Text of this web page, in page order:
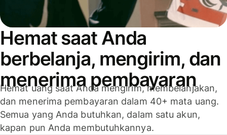
Hemat saat Anda
berbelanja, mengirim, dan
menerima pembayaran
Hemat uang saat Anda mengirim, membelanjakan,
dan menerima pembayaran dalam 40+ mata uang.
Semua yang Anda butuhkan, dalam satu akun,
kapan pun Anda membutuhkannya.